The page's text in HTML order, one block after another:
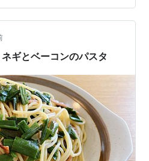
いのですが、赤唐辛子を入れ
たところ、冗談抜きで食べる
の落ちる夏は、辛い物に限り
にモッツアレラチー…
ネギとベーコンのパスタ